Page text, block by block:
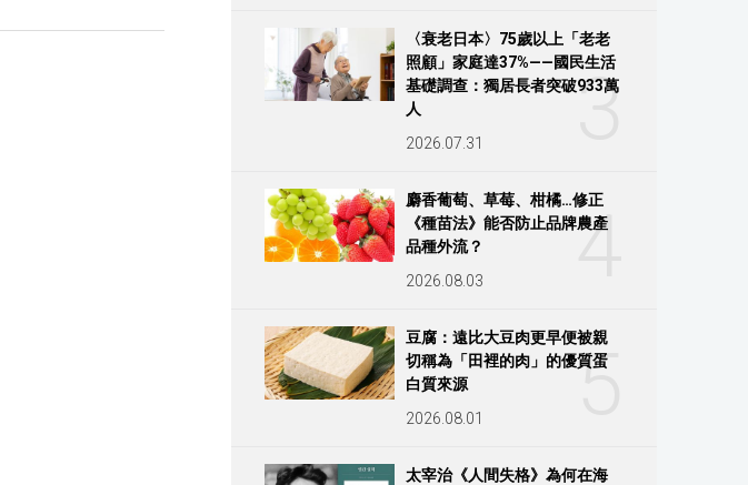
3
〈衰老日本〉75歲以上「老老
照顧」家庭達37%——國民生活
基礎調查：獨居長者突破933萬
人
2026.07.31
4
麝香葡萄、草莓、柑橘…修正
《種苗法》能否防止品牌農產
品種外流？
2026.08.03
5
豆腐：遠比大豆肉更早便被親
切稱為「田裡的肉」的優質蛋
白質來源
2026.08.01
太宰治《人間失格》為何在海